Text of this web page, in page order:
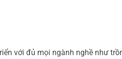
với đủ mọi ngành nghề như